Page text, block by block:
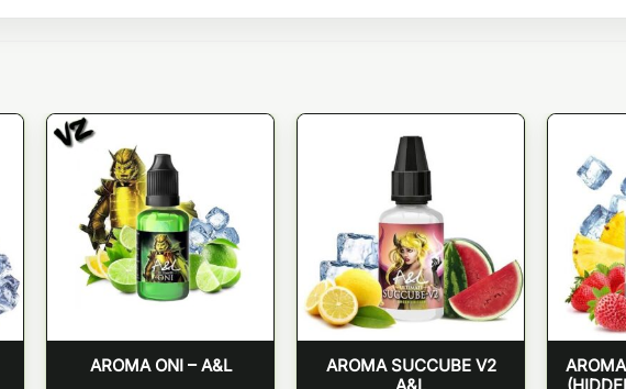
AROMA ONI – A&L
AROMA SUCCUBE V2
A&L